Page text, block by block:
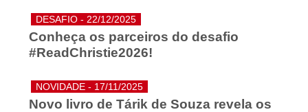
DESAFIO - 22/12/2025
Conheça os parceiros do desafio
#ReadChristie2026!
NOVIDADE - 17/11/2025
Novo livro de Tárik de Souza revela os